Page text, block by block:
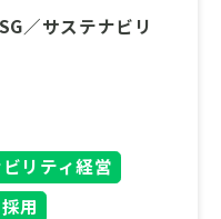
／サステナビリ
リティ経営
用